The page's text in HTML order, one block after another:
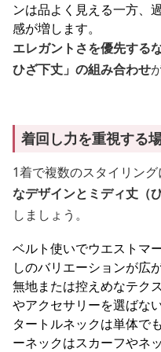
ンは品よく見える一方、
感が増します。
エレガントさを優先する
ひざ下丈」の組み合わせ
着回し力を重視する
1着で複数のスタイリング
なデザインとミディ丈（
しましょう。
ベルト使いでウエストマ
しのバリエーションが広
無地または控えめなテク
やアクセサリーを選ばな
タートルネックは単体で
ーネックはスカーフやネ